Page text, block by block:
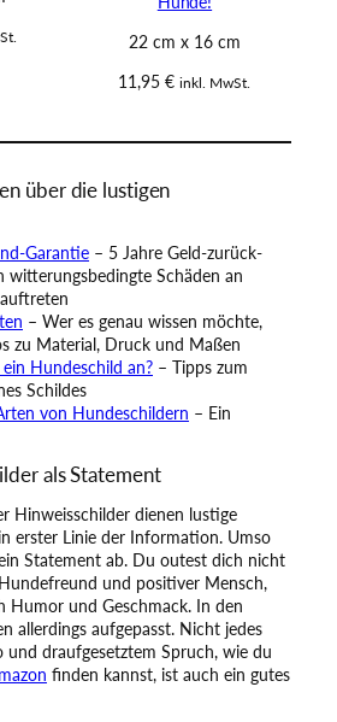
22 cm x 16 cm
11,95€ inkl. MwSt.
über die lustigen
Garantie – 5 Jahre Geld-zurück-
witterungsbedingte Schäden an
– Wer es genau wissen möchte,
zu Material, Druck und Maßen
Hundeschild an? – Tipps zum
Schildes
von Hundeschildern – Ein
als Statement
Hinweisschilder dienen lustige
erster Linie der Information. Umso
Statement ab. Du outest dich nicht
und positiver Mensch,
Humor und Geschmack. In den
allerdings aufgepasst. Nicht jedes
und draufgesetztem Spruch, wie du
finden kannst, ist auch ein gutes